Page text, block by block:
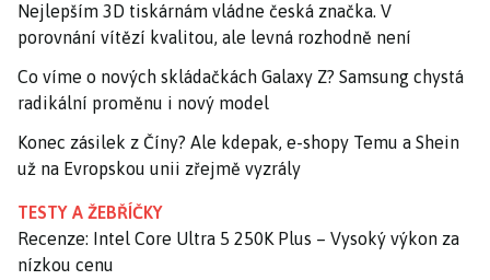
Nejlepším 3D tiskárnám vládne česká značka. V
porovnání vítězí kvalitou, ale levná rozhodně není
Co víme o nových skládačkách Galaxy Z? Samsung chystá
radikální proměnu i nový model
Konec zásilek z Číny? Ale kdepak, e-shopy Temu a Shein
už na Evropskou unii zřejmě vyzrály
TESTY A ŽEBŘÍČKY
Recenze: Intel Core Ultra 5 250K Plus – Vysoký výkon za
nízkou cenu